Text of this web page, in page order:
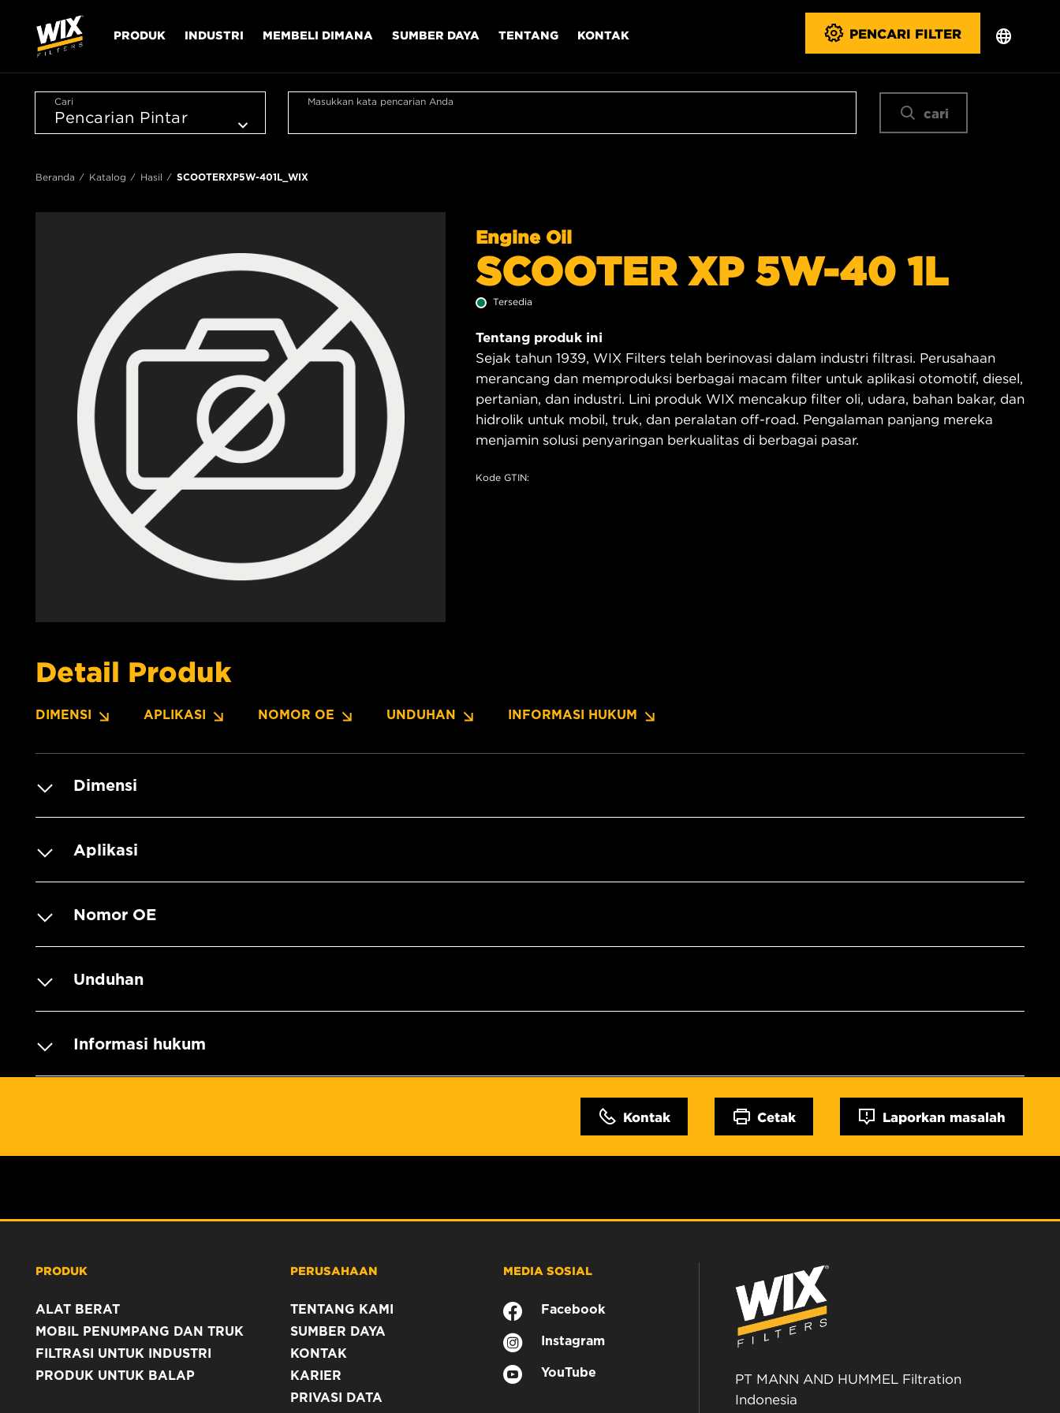
PRODUK INDUSTRI MEMBELI DIMANA SUMBER DAYA TENTANG KONTAK PENCARI FILTER
Cari Masukkan kata pencarian Anda
cari
Beranda Katalog Hasil SCOOTERXP5W-401L_WIX
Engine Oil
SCOOTER XP 5W-40 1L
Tersedia
Tentang produk ini
Sejak tahun 1939, WIX Filters telah berinovasi dalam industri filtrasi. Perusahaan
merancang dan memproduksi berbagai macam filter untuk aplikasi otomotif, diesel,
pertanian, dan industri. Lini produk WIX mencakup filter oli, udara, bahan bakar, dan
hidrolik untuk mobil, truk, dan peralatan off-road. Pengalaman panjang mereka
menjamin solusi penyaringan berkualitas di berbagai pasar.
Kode GTIN:
Detail Produk
DIMENSI APLIKASI NOMOR OE UNDUHAN INFORMASI HUKUM
Dimensi
Aplikasi
Nomor OE
Unduhan
Informasi hukum
Kontak Cetak Laporkan masalah
PRODUK
ALAT BERAT
MOBIL PENUMPANG DAN TRUK
FILTRASI UNTUK INDUSTRI
PRODUK UNTUK BALAP
PERUSAHAAN
TENTANG KAMI
SUMBER DAYA
KONTAK
KARIER
PRIVASI DATA
MEDIA SOSIAL
Facebook
Instagram
YouTube
PT MANN AND HUMMEL Filtration
Indonesia